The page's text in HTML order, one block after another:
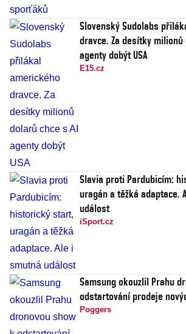
Slovenský Sudolabs
dravce. Za desítky milionů
agenty dobýt USA
E15.cz
Slavia proti Pardubicím:
uragán a těžká adaptace.
událost
iSport.cz
Samsung okouzlil Prahu
odstartování prodeje
Poggers